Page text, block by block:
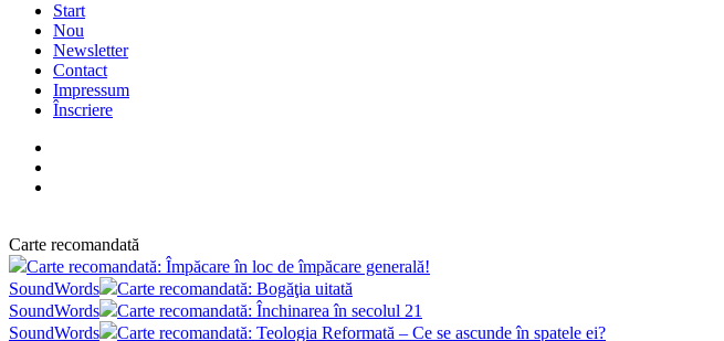
Start
Nou
Newsletter
Contact
Impressum
Înscriere
Carte recomandată
Carte recomandată: Împăcare în loc de împăcare generală!
SoundWords
Carte recomandată: Bogăţia uitată
SoundWords
Carte recomandată: Închinarea în secolul 21
SoundWords
Carte recomandată: Teologia Reformată – Ce se ascunde în spatele ei?